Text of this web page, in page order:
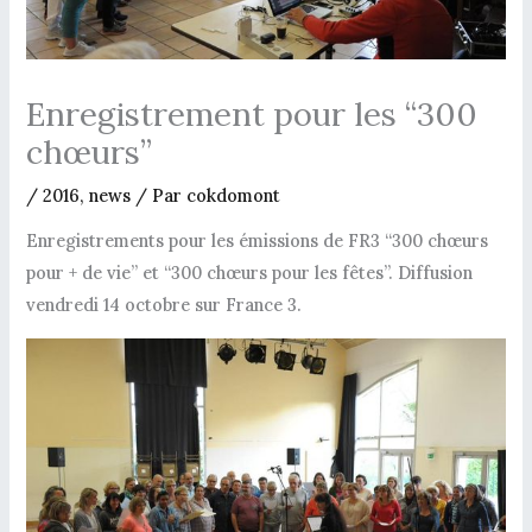
Enregistrement pour les “300
chœurs”
/2016,news / Par cokdomont
Enregistrements pour les émissions de FR3 “300 chœurs
pour + de vie” et “300 chœurs pour les fêtes”. Diffusion
vendredi 14 octobre sur France 3.